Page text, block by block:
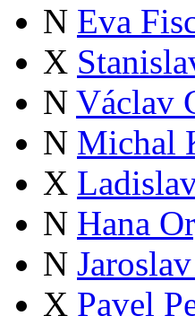
N Eva
X
N Václav
N Michal
X
N Hana
N
X Pavel